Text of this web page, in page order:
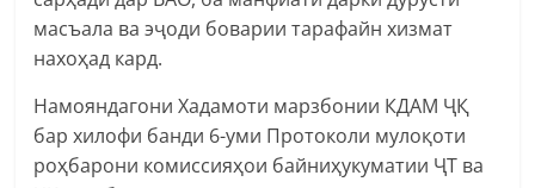
масъала ва эҷоди боварии тарафайн хизмат
нахоҳад кард.
Намояндагони Хадамоти марзбонии КДАМ ҶҚ
бар хилофи банди 6-уми Протоколи мулоқоти
роҳбарони комиссияҳои байниҳукуматии ҶТ ва